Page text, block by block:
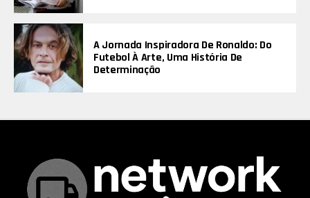
A Jornada Inspiradora De Ronaldo: Do
Futebol À Arte, Uma História De
Determinação